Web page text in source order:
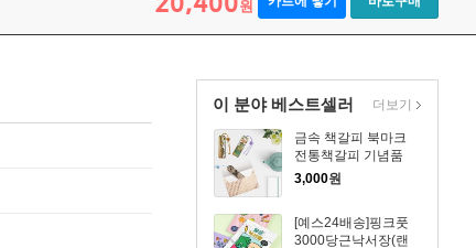
원
이 분야 베스트셀러
금속 책갈피 북마크
전통책갈피 기념품
3,000원
[예스24배송]핑크풋
3000당근낙서장(랜
더보기